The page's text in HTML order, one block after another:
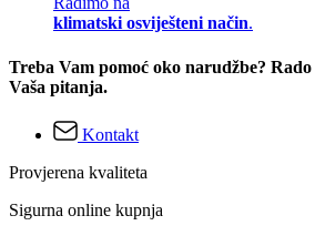
klimatski osviješteni način.
Treba Vam pomoć oko narudžbe?
Vaša pitanja.
Kontakt
Provjerena kvaliteta
Sigurna online kupnja